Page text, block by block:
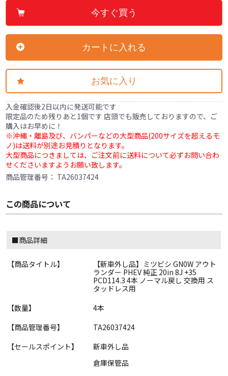
今すぐ買う
カートに入れる
お気に入り
入金確認後2日以内に発送可能です
限定品のため残りあと1個です 店頭でも販売しておりますので、ご
購入はお早めに！
※沖縄・離島及び、バンパーなどの大型商品(200サイズを超えるモ
ノ)は送料が別途お見積りとなります。
大型商品につきましては、ご注文前に送料について必ずお問い合わ
せくださいますようお願い致します。
商品管理番号： TA26037424
この商品について
■商品詳細
【商品タイトル】
【新車外し品】ミツビシ GN0W アウト
ランダー PHEV 純正 20in 8J +35
PCD114.3 4本 ノーマル戻し 交換用 ス
タッドレス用
【数量】
4本
【商品管理番号】
TA26037424
【セールスポイント】
新車外し品
倉庫保管品